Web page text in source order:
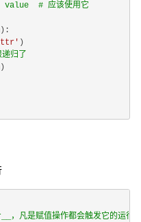
# 应该使用它
):
)
归了
凡是赋值操作都会触发它的运行